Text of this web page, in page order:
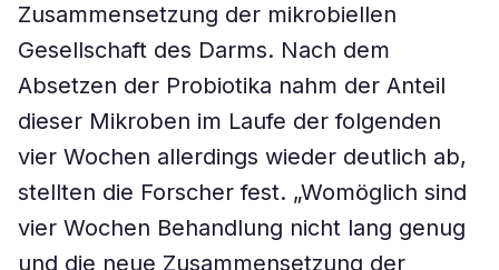
Zusammensetzung der mikrobiellen
Gesellschaft des Darms. Nach dem
Absetzen der Probiotika nahm der Anteil
dieser Mikroben im Laufe der folgenden
vier Wochen allerdings wieder deutlich ab,
stellten die Forscher fest. „Womöglich sind
vier Wochen Behandlung nicht lang genug
und die neue Zusammensetzung der